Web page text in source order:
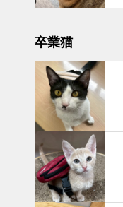
卒業猫